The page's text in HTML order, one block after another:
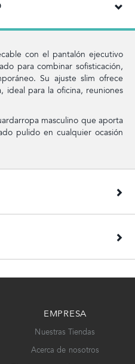
con el pantalón ejecutivo
para combinar sofisticación,
Su ajuste slim ofrece
ideal para la oficina, reuniones
masculino que aporta
pulido en cualquier ocasión
EMPRESA
Nuestras Tiendas
Acerca de nosotros